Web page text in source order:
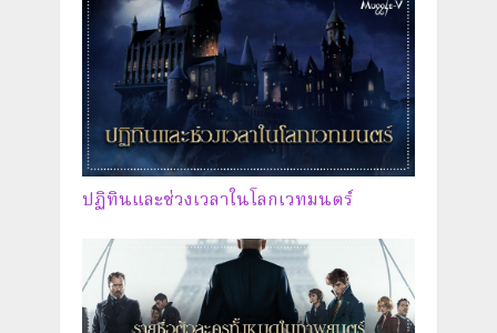
ปฏิทินและช่วงเวลาในโลกเวทมนตร์